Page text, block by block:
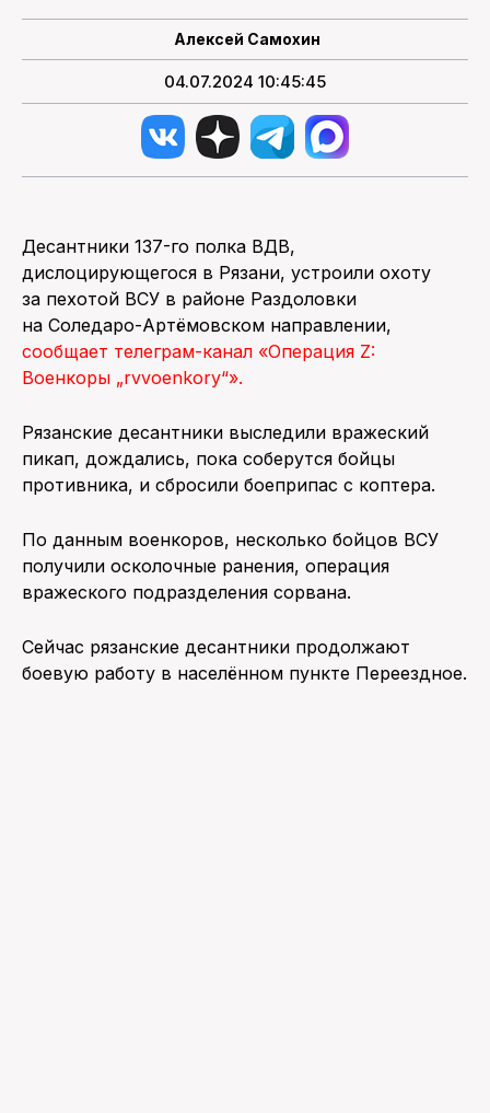
Алексей Самохин
04.07.2024 10:45:45
Десантники 137-го полка ВДВ,
дислоцирующегося в Рязани, устроили охоту
за пехотой ВСУ в районе Раздоловки
на Соледаро-Артёмовском направлении,
сообщает телеграм-канал «Операция Z:
Военкоры „rvvoenkory“».
Рязанские десантники выследили вражеский
пикап, дождались, пока соберутся бойцы
противника, и сбросили боеприпас с коптера.
По данным военкоров, несколько бойцов ВСУ
получили осколочные ранения, операция
вражеского подразделения сорвана.
Сейчас рязанские десантники продолжают
боевую работу в населённом пункте Переездное.